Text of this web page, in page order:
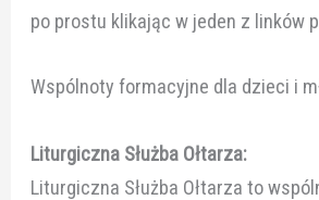
po prostu klikając w jeden z linków
Wspólnoty formacyjne dla dzieci i
Liturgiczna Służba Ołtarza:
Liturgiczna Służba Ołtarza to